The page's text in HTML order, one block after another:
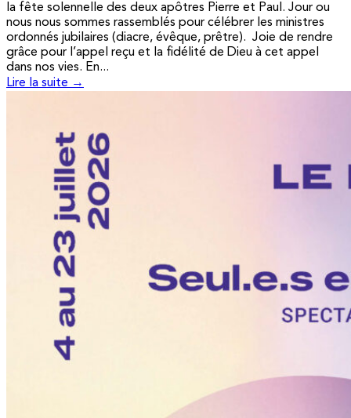
la fête solennelle des deux apôtres Pierre et Paul. Jour ou
nous nous sommes rassemblés pour célébrer les ministres
ordonnés jubilaires (diacre, évêque, prêtre). Joie de rendre
grâce pour l’appel reçu et la fidélité de Dieu à cet appel
dans nos vies. En...
Lire la suite →